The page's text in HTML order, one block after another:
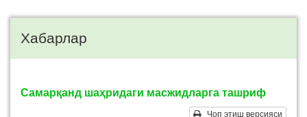
Хабарлар
Самарқанд шаҳридаги масжидларга ташриф
Чоп этиш версияси